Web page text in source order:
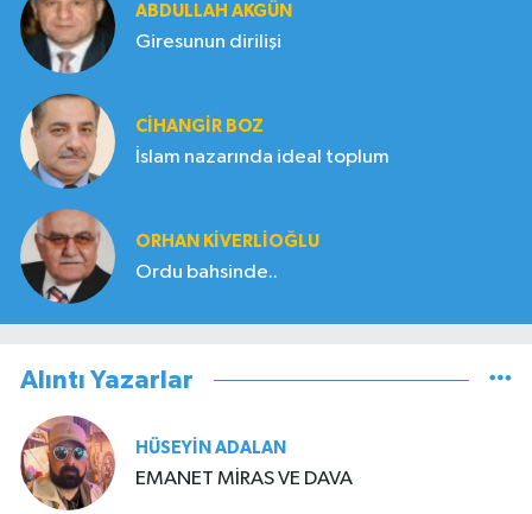
ABDULLAH AKGÜN
Giresunun dirilişi
CIHANGIR BOZ
İslam nazarında ideal toplum
ORHAN KIVERLIOĞLU
Ordu bahsinde..
Alıntı Yazarlar
HÜSEYIN ADALAN
EMANET MİRAS VE DAVA